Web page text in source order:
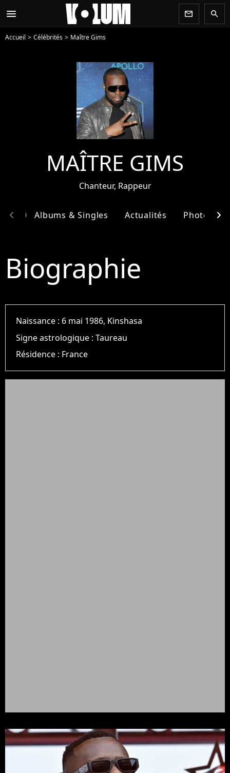
menu newsletter search
Accueil Célébrités Maître Gims
MAÎTRE GIMS
Chanteur, Rappeur
Albums & Singles Actualités Photos
chevron_left chevron_right
Biographie
Naissance : 6 mai 1986, Kinshasa
Signe astrologique :Taureau
Résidence : France